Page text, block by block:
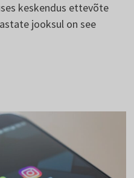
keskendus ettevõte
jooksul on see